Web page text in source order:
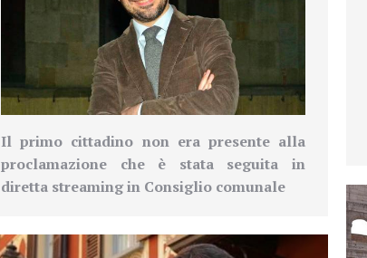
Il primo cittadino non era presente alla
proclamazione che è stata seguita in
diretta streaming in Consiglio comunale